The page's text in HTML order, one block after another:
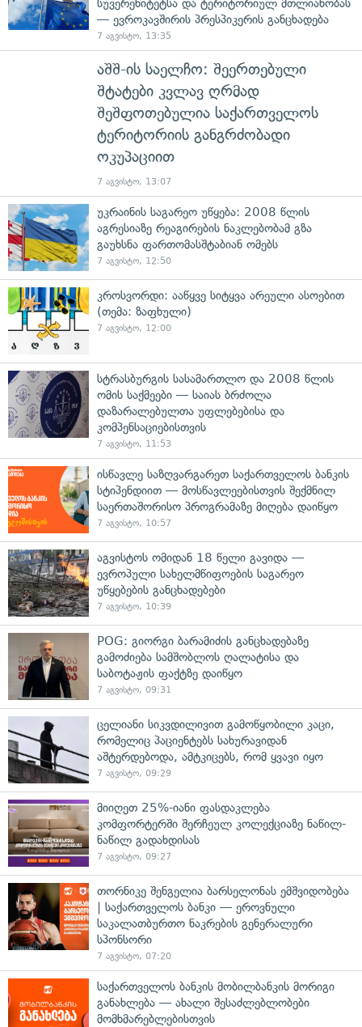
სუვერენიტეტსა და ტერიტორიულ მთლიანობას
— ევროკავშირის პრესპიკერის განცხადება
7 აგვისტო, 13:35
აშშ-ის საელჩო: შეერთებული
შტატები კვლავ ღრმად
შეშფოთებულია საქართველოს
ტერიტორიის განგრძობადი
ოკუპაციით
7 აგვისტო, 13:07
უკრაინის საგარეო უწყება: 2008 წლის
აგრესიაზე რეაგირების ნაკლებობამ გზა
გაუხსნა ფართომასშტაბიან ომებს
7 აგვისტო, 12:50
კროსვორდი: ააწყვე სიტყვა არეული ასოებით
(თემა: ზაფხული)
7 აგვისტო, 12:00
სტრასბურგის სასამართლო და 2008 წლის
ომის საქმეები — საიას ბრძოლა
დაზარალებულთა უფლებებისა და
კომპენსაციებისთვის
7 აგვისტო, 11:53
ისწავლე საზღვარგარეთ საქართველოს ბანკის
სტიპენდიით — მოსწავლეებისთვის შექმნილ
საერთაშორისო პროგრამაზე მიღება დაიწყო
7 აგვისტო, 10:57
აგვისტოს ომიდან 18 წელი გავიდა —
ევროპული სახელმწიფოების საგარეო
უწყებების განცხადებები
7 აგვისტო, 10:39
POG: გიორგი ბარამიძის განცხადებაზე
გამოძიება სამშობლოს ღალატისა და
საბოტაჟის ფაქტზე დაიწყო
7 აგვისტო, 09:31
ცელიანი სიკვდილივით გამოწყობილი კაცი,
რომელიც პაციენტებს სახურავიდან
აშტერდებოდა, ამტკიცებს, რომ ყვავი იყო
7 აგვისტო, 09:29
მიიღეთ 25%-იანი ფასდაკლება
კომფორტერში შერჩეულ კოლექციაზე ნაწილ-
ნაწილ გადახდისას
7 აგვისტო, 09:27
თორნიკე შენგელია ბარსელონას ემშვიდობება
| საქართველოს ბანკი — ეროვნული
საკალათბურთო ნაკრების გენერალური
სპონსორი
7 აგვისტო, 07:20
საქართველოს ბანკის მობილბანკის მორიგი
განახლება — ახალი შესაძლებლობები
მომხმარებლებისთვის